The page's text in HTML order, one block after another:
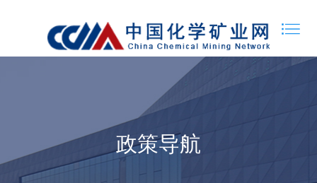
政策导航